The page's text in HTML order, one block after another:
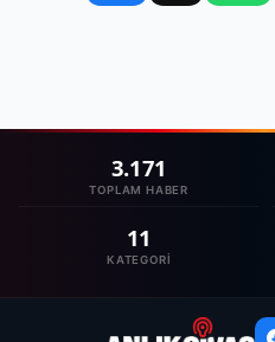
3.171
TOPLAM HABER
11
KATEGORI